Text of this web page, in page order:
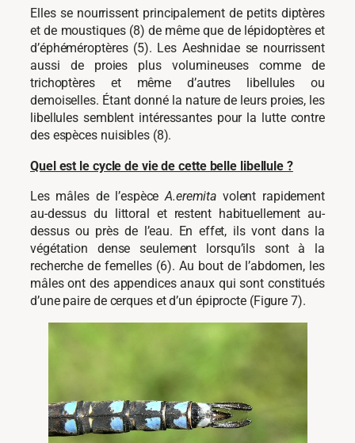
Elles se nourrissent principalement de petits diptères
et de moustiques (8) de même que de lépidoptères et
d’éphéméroptères (5). Les Aeshnidae se nourrissent
aussi de proies plus volumineuses comme de
trichoptères et même d’autres libellules ou
demoiselles. Étant donné la nature de leurs proies, les
libellules semblent intéressantes pour la lutte contre
des espèces nuisibles (8).
Quel est le cycle de vie de cette belle libellule ?
Les mâles de l’espèceA.eremita volent rapidement
au-dessus du littoral et restent habituellement au-
dessus ou près de l’eau. En effet, ils vont dans la
végétation dense seulement lorsqu’ils sont à la
recherche de femelles (6). Au bout de l’abdomen, les
mâles ont des appendices anaux qui sont constitués
d’une paire de cerques et d’un épiprocte (Figure 7).